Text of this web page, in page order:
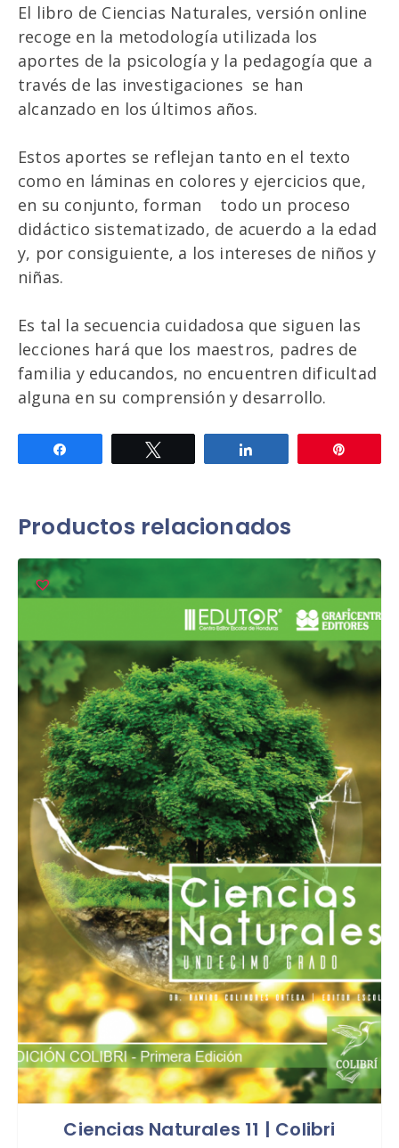
El libro de Ciencias Naturales, versión online
recoge en la metodología utilizada los
aportes de la psicología y la pedagogía que a
través de las investigaciones se han
alcanzado en los últimos años.
Estos aportes se reflejan tanto en el texto
como en láminas en colores y ejercicios que,
en su conjunto, forman todo un proceso
didáctico sistematizado, de acuerdo a la edad
y, por consiguiente, a los intereses de niños y
niñas.
Es tal la secuencia cuidadosa que siguen las
lecciones hará que los maestros, padres de
familia y educandos, no encuentren dificultad
alguna en su comprensión y desarrollo.
Productos relacionados
Ciencias Naturales 11 | Colibri